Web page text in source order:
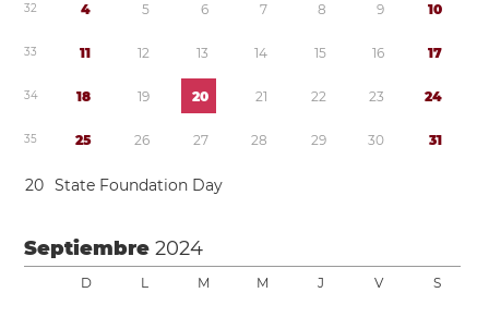
32 4 5 6 7 8 9 10
33 11 12 13 14 15 16 17
34 18 19 20 21 22 23 24
35 25 26 27 28 29 30 31
20 State Foundation Day
Septiembre2024
D L M M J V S